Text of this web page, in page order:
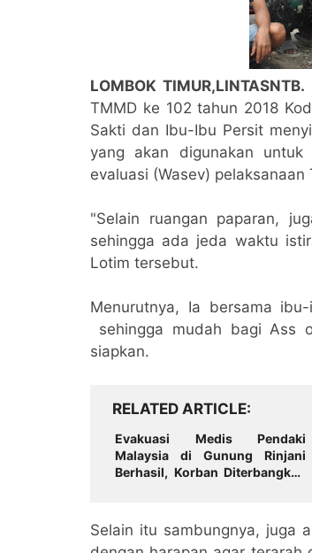
LOMBOK TIMUR,LINTASNTB.
TMMD ke 102 tahun 2018
Sakti dan Ibu-Ibu Persit
yang akan digunakan untuk
evaluasi (Wasev)
"Selain ruangan paparan,
sehingga ada jeda waktu
Lotim tersebut.
Menurutnya, Ia bersama
sehingga mudah bagi Ass
siapkan.
RELATED ARTICLE
Evakuasi Medis Pendaki
Malaysia di Gunung Rinjani
Berhasil, Korban Diterbangkan
Selain itu sambungnya, juga